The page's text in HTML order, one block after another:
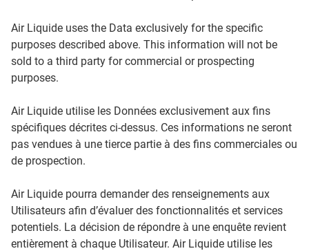
Air Liquide uses the Data exclusively for the specific
purposes described above. This information will not be
sold to a third party for commercial or prospecting
purposes.
Air Liquide utilise les Données exclusivement aux fins
spécifiques décrites ci-dessus. Ces informations ne seront
pas vendues à une tierce partie à des fins commerciales ou
de prospection.
Air Liquide pourra demander des renseignements aux
Utilisateurs afin d’évaluer des fonctionnalités et services
potentiels. La décision de répondre à une enquête revient
entièrement à chaque Utilisateur. Air Liquide utilise les